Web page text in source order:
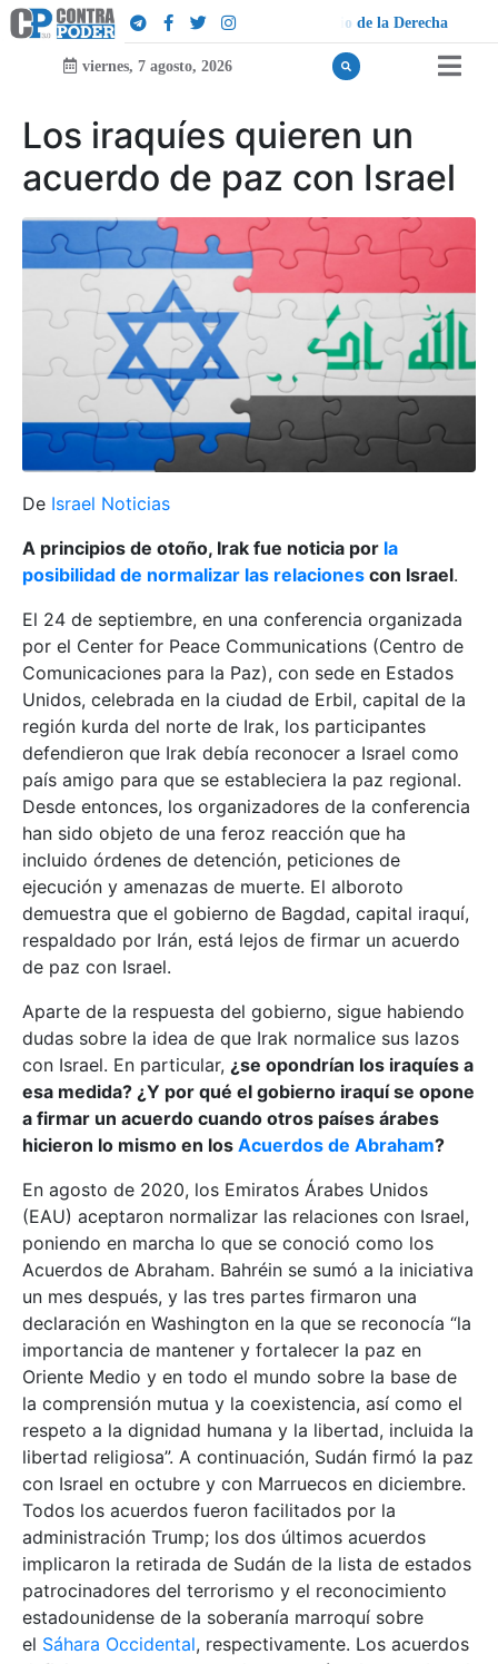
Derecha
viernes, 7 agosto, 2026
Los iraquíes quieren un
acuerdo de paz con Israel
De Israel Noticias
A principios de otoño, Irak fue noticia por la
posibilidad de normalizar las relaciones con Israel.
El 24 de septiembre, en una conferencia organizada
por el Center for Peace Communications (Centro de
Comunicaciones para la Paz), con sede en Estados
Unidos, celebrada en la ciudad de Erbil, capital de la
región kurda del norte de Irak, los participantes
defendieron que Irak debía reconocer a Israel como
país amigo para que se estableciera la paz regional.
Desde entonces, los organizadores de la conferencia
han sido objeto de una feroz reacción que ha
incluido órdenes de detención, peticiones de
ejecución y amenazas de muerte. El alboroto
demuestra que el gobierno de Bagdad, capital iraquí,
respaldado por Irán, está lejos de firmar un acuerdo
de paz con Israel.
Aparte de la respuesta del gobierno, sigue habiendo
dudas sobre la idea de que Irak normalice sus lazos
con Israel. En particular, ¿se opondrían los iraquíes a
esa medida? ¿Y por qué el gobierno iraquí se opone
a firmar un acuerdo cuando otros países árabes
hicieron lo mismo en los Acuerdos de Abraham?
En agosto de 2020, los Emiratos Árabes Unidos
(EAU) aceptaron normalizar las relaciones con Israel,
poniendo en marcha lo que se conoció como los
Acuerdos de Abraham. Bahréin se sumó a la iniciativa
un mes después, y las tres partes firmaron una
declaración en Washington en la que se reconocía “la
importancia de mantener y fortalecer la paz en
Oriente Medio y en todo el mundo sobre la base de
la comprensión mutua y la coexistencia, así como el
respeto a la dignidad humana y la libertad, incluida la
libertad religiosa”. A continuación, Sudán firmó la paz
con Israel en octubre y con Marruecos en diciembre.
Todos los acuerdos fueron facilitados por la
administración Trump; los dos últimos acuerdos
implicaron la retirada de Sudán de la lista de estados
patrocinadores del terrorismo y el reconocimiento
estadounidense de la soberanía marroquí sobre
el Sáhara Occidental, respectivamente. Los acuerdos